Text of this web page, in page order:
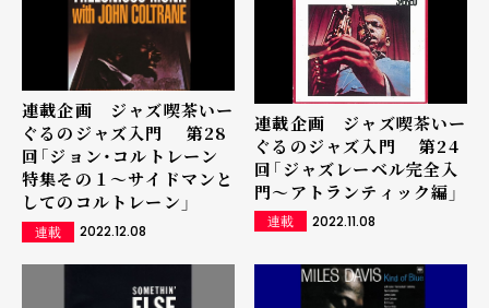
連載企画 ジャズ喫茶いー
ぐるのジャズ入門 第28
回「ジョン・コルトレーン
特集その１～サイドマンと
してのコルトレーン」
連載 2022.12.08
連載企画 ジャズ喫茶いー
ぐるのジャズ入門 第24
回「ジャズレーベル完全入
門～アトランティック編」
連載 2022.11.08